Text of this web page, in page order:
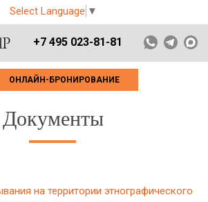
Select Language ▼
+7 495 023-81-81
ОНЛАЙН-БРОНИРОВАНИЕ
Документы
на территории этнографического